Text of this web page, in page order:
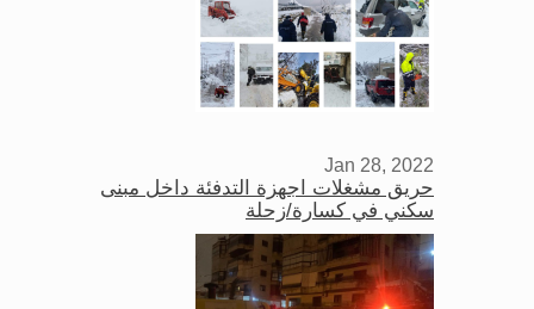
Jan 28, 2022
حريق مشغلات اجهزة التدفئة داخل مبنى
سكني في كسارة/زحلة